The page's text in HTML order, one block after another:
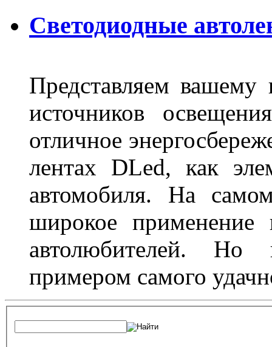
Светодиодные
Представляем
источников
отличное
лентах DLed, как
автомобиля. На
широкое
автолюбителей. Но
примером самого